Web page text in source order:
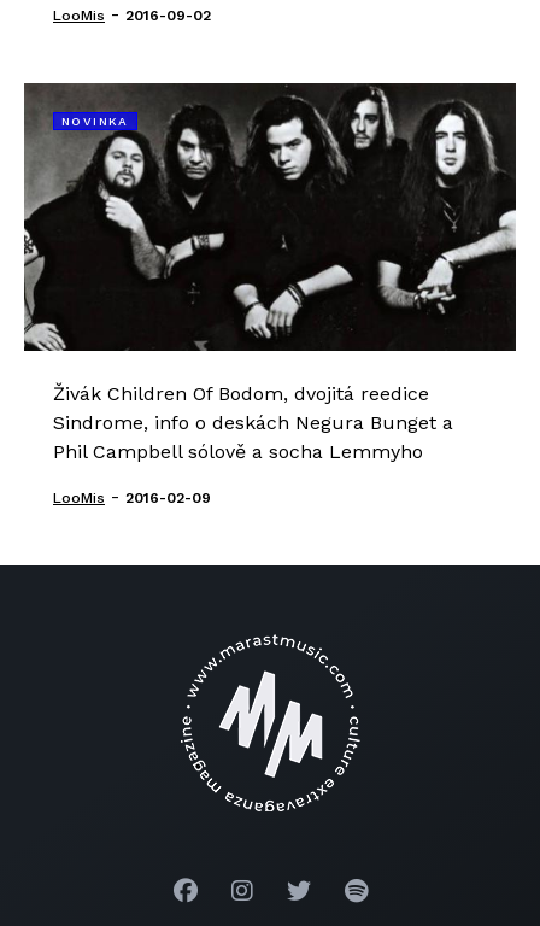
LooMis - 2016-09-02
NOVINKA
Živák Children Of Bodom, dvojitá reedice
Sindrome, info o deskách Negura Bunget a
Phil Campbell sólově a socha Lemmyho
LooMis - 2016-02-09